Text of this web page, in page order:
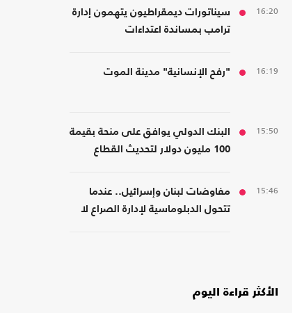
16:20
سيناتورات ديمقراطيون يتهمون إدارة
ترامب بمساندة اعتداءات
16:19 "رفح الإنسانية" مدينة الموت
15:50
البنك الدولي يوافق على منحة بقيمة
100 مليون دولار لتحديث القطاع
15:46
مفاوضات لبنان وإسرائيل.. عندما
تتحول الدبلوماسية لإدارة الصراع لا
الأكثر قراءة اليوم